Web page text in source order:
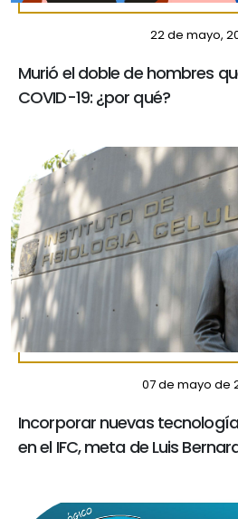
22 de mayo,
Murió el doble de hombres
COVID-19: ¿por qué?
07 de mayo de
Incorporar nuevas
en el IFC, meta de Luis